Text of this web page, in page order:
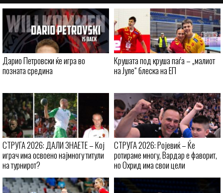
Дарио Петровски ќе игра во
позната средина
Крушата под круша паѓа – „малиот
на Јуле“ блеска на ЕП
СТРУГА 2026: ДАЛИ ЗНАЕТЕ – Кој
играч има освоено најмногу титули
на турнирот?
СТРУГА 2026: Ројевиќ – Ќе
ротираме многу, Вардар е фаворит,
но Охрид има свои цели